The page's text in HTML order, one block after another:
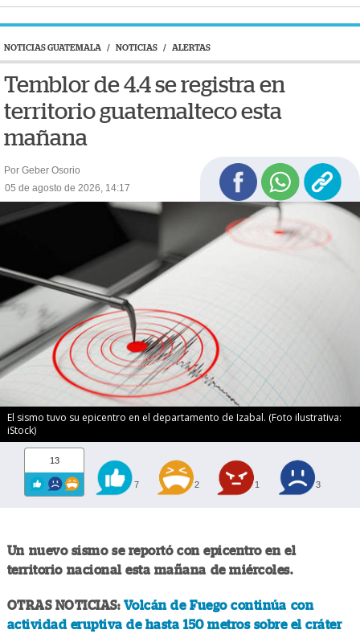
NOTICIAS GUATEMALA / NOTICIAS / ALERTAS
Temblor de 4.4 se registra en
territorio guatemalteco esta
mañana
Por Geber Osorio
05 de agosto de 2026, 14:17
El sismo tuvo su epicentro en el departamento de Izabal. (Foto ilustrativa:
iStock)
13
7 2 1 3
Un nuevo sismo se reportó con epicentro en el
territorio nacional esta mañana de miércoles.
OTRAS NOTICIAS: Volcán de Fuego continúa con
actividad eruptiva de hasta 150 metros sobre el cráter